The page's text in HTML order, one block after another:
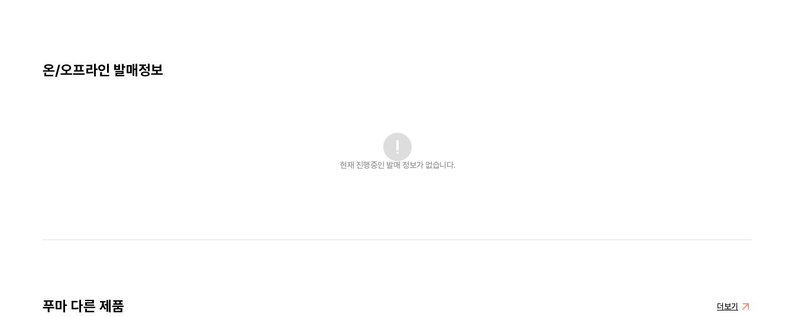
온/오프라인 발매정보
현재 진행중인 발매 정보가 없습니다.
푸마 다른 제품 더보기